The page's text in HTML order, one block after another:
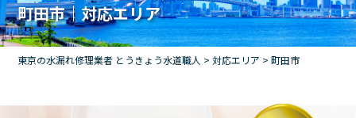
町田市｜対応エリア
東京の水漏れ修理業者 とうきょう水道職人 >対応エリア >町田市